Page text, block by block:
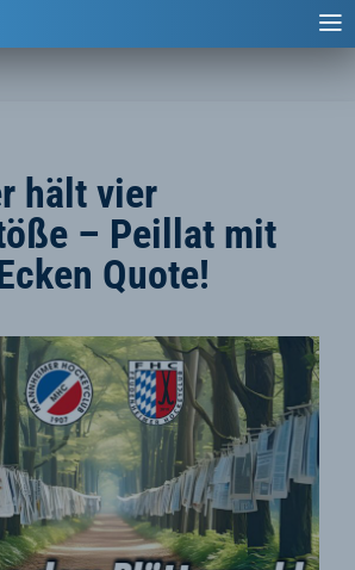
hält vier
– Peillat mit
Quote!